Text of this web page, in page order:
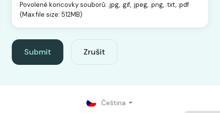
Povolené koncovky souborů: .jpg, .gif, .jpeg, .png, .txt, .pdf
(Max file size: 512MB)
Zrušit
Čeština